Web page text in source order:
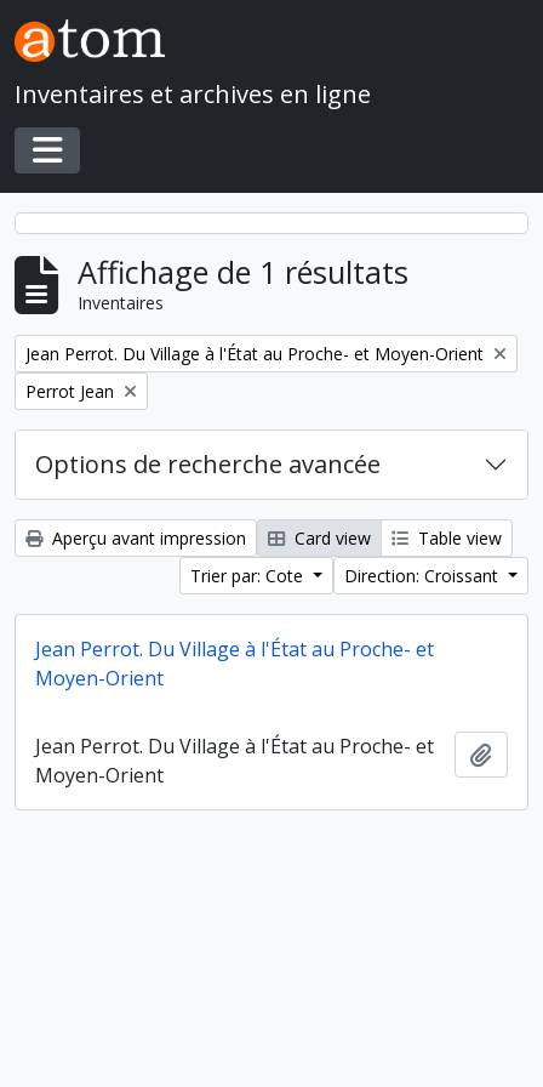
Skip to main content
Inventaires et archives en ligne
Toggle navigation
Affichage de 1 résultats
Inventaires
Remove filter:
Jean Perrot. Du Village à l'État au Proche- et Moyen-Orient
Remove filter:
Perrot Jean
Options de recherche avancée
Aperçu avant impression Card view
Table view
Trier par: Cote
Direction: Croissant
Jean Perrot. Du Village à l'État au Proche- et
Moyen-Orient
Jean Perrot. Du Village à l'État au Proche- et
Moyen-Orient